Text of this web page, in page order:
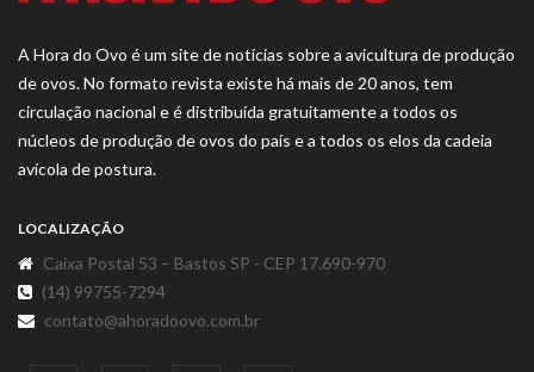
A Hora do Ovo é um site de notícias sobre a avicultura de produção
de ovos. No formato revista existe há mais de 20 anos, tem
circulação nacional e é distribuída gratuitamente a todos os
núcleos de produção de ovos do país e a todos os elos da cadeia
avícola de postura.
LOCALIZAÇÃO
Caixa Postal 53 – Bastos SP - CEP 17.690-970
(14) 99755-7294
contato@ahoradoovo.com.br